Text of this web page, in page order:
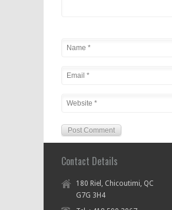
Contact Details
180 Riel, Chicoutimi, QC
G7G 3H4